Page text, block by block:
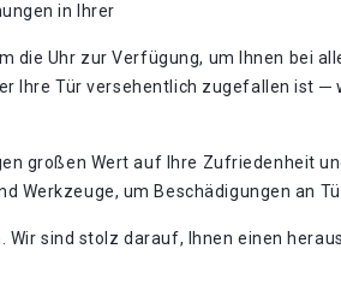
in Ihrer
Uhr zur Verfügung, um Ihnen bei
Ihre Tür versehentlich zugefallen ist
großen Wert auf Ihre Zufriedenheit
Werkzeuge, um Beschädigungen an
sind stolz darauf, Ihnen einen